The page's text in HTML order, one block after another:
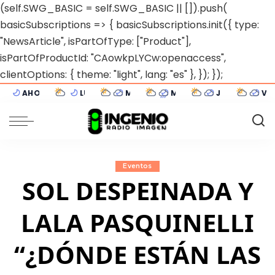
(self.SWG_BASIC = self.SWG_BASIC || []).push(
basicSubscriptions => { basicSubscriptions.init({ type:
"NewsArticle", isPartOfType: ["Product"],
isPartOfProductId: "CAowkpLYCw:openaccess",
clientOptions: { theme: "light", lang: "es" }, }); });
AHORA Sunchales
Mayormente despejado
LUN 10
13°C5°C CubiertoMAR 11
13°C5°C CubiertoMIÉ 12
12°C9°CCubiertoJUE 13
11°C9°CCubierto
Eventos
SOL DESPEINADA Y
LALA PASQUINELLI
“¿DÓNDE ESTÁN LAS